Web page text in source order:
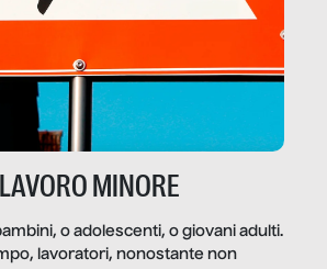
MINORE
o adolescenti, o giovani adulti.
lavoratori, nonostante non